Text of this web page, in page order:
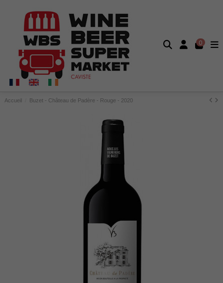
0
Accueil Buzet - Château de Padère - Rouge - 2020